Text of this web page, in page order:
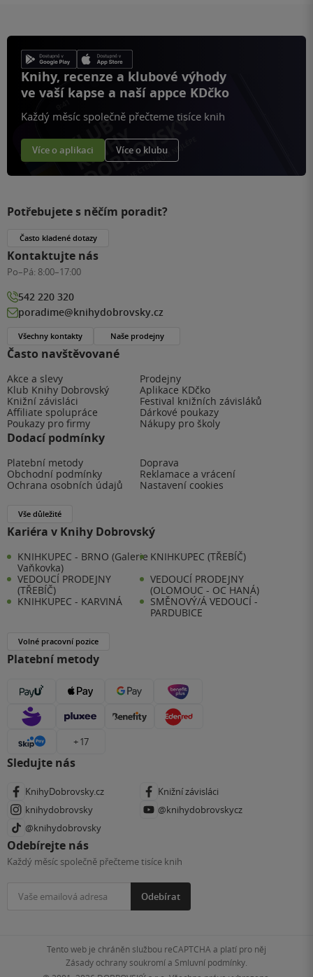
Knihy, recenze a klubové výhody
ve vaší kapse a naší appce KDčko
Každý měsíc společně přečteme tisíce knih
Více o aplikaci Více o klubu
Často navštěvované
Akce a slevy
Prodejny
Klub Knihy Dobrovský
Aplikace KDčko
Knižní závisláci
Festival knižních závisláků
Affiliate spolupráce
Dárkové poukazy
Poukazy pro firmy
Nákupy pro školy
Dodací podmínky
Platební metody
Doprava
Obchodní podmínky
Reklamace a vrácení
Ochrana osobních údajů
Nastavení cookies
Vše důležité
Kariéra v Knihy Dobrovský
KNIHKUPEC - BRNO (Galerie
Vaňkovka)
KNIHKUPEC (TŘEBÍČ)
VEDOUCÍ PRODEJNY
(TŘEBÍČ)
VEDOUCÍ PRODEJNY
(OLOMOUC - OC HANÁ)
KNIHKUPEC - KARVINÁ
SMĚNOVÝ/Á VEDOUCÍ -
PARDUBICE
Volné pracovní pozice
Platební metody
+ 17
Sledujte nás
KnihyDobrovsky.cz
Knižní závisláci
knihydobrovsky
@knihydobrovskycz
@knihydobrovsky
Odebírejte nás
Každý měsíc společně přečteme tisíce knih
Odebírat
Potřebujete s něčím poradit?
Často kladené dotazy
Kontaktujte nás
Po–Pá: 8:00–17:00
542 220 320
poradime@knihydobrovsky.cz
Všechny kontakty Naše prodejny
Tento web je chráněn službou reCAPTCHA a platí pro něj
Zásady ochrany soukromía Smluvní podmínky.